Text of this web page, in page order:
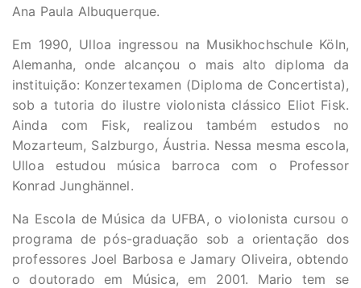
Ana Paula Albuquerque.
Em 1990, Ulloa ingressou na Musikhochschule Köln,
Alemanha, onde alcançou o mais alto diploma da
instituição: Konzertexamen (Diploma de Concertista),
sob a tutoria do ilustre violonista clássico Eliot Fisk.
Ainda com Fisk, realizou também estudos no
Mozarteum, Salzburgo, Áustria. Nessa mesma escola,
Ulloa estudou música barroca com o Professor
Konrad Junghännel.
Na Escola de Música da UFBA, o violonista cursou o
programa de pós-graduação sob a orientação dos
professores Joel Barbosa e Jamary Oliveira, obtendo
o doutorado em Música, em 2001. Mario tem se